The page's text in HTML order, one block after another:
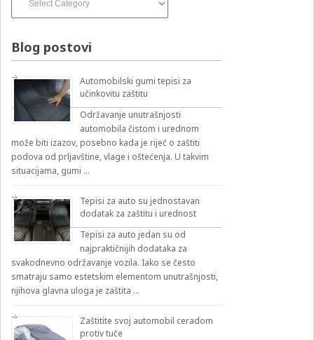
pesama
Blog postovi
Automobilski gumi tepisi za
učinkovitu zaštitu
Održavanje unutrašnjosti
automobila čistom i urednom
može biti izazov, posebno kada je riječ o zaštiti
podova od prljavštine, vlage i oštećenja. U takvim
situacijama, gumi …
Tepisi za auto su jednostavan
dodatak za zaštitu i urednost
Tepisi za auto jedan su od
najpraktičnijih dodataka za
svakodnevno održavanje vozila. Iako se često
smatraju samo estetskim elementom unutrašnjosti,
njihova glavna uloga je zaštita …
Zaštitite svoj automobil ceradom
protiv tuče